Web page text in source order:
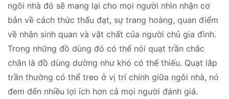
ngôi nhà đó sẽ mang lại cho mọi người nhìn nhận cơ
bản về cách thức thấu đạt, sự trang hoàng, quan điểm
về nhân sinh quan và vật chất của người chủ gia đình.
Trong những đồ dùng đó có thể nói quạt trần chắc
chắn là đồ dùng dường như khó có thể thiếu. Quạt lắp
trần thường có thể treo ở vị trí chính giữa ngôi nhà, nó
đem đến nhiều lợi ích hơn cả mọi người đánh giá.